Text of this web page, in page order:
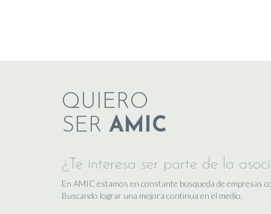
QUIERO
SER AMIC
¿Te interesa ser parte de la
En AMIC estamos en constante busqueda de empresas
Buscando lograr una mejora continua en el medio.